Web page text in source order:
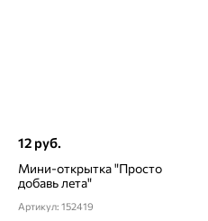
12 руб.
Мини-открытка "Просто
добавь лета"
Артикул: 152419